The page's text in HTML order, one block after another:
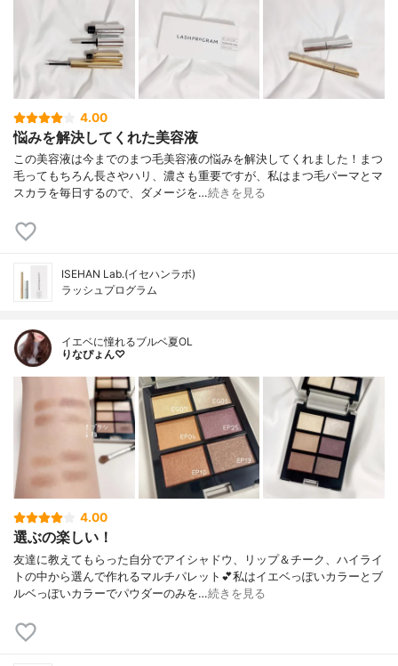
4.00
悩みを解決してくれた美容液
この美容液は今までのまつ毛美容液の悩みを解決してくれました！まつ
毛ってもちろん長さやハリ、濃さも重要ですが、私はまつ毛パーマとマ
スカラを毎日するので、ダメージを…続きを見る
ISEHAN Lab.(イセハンラボ)
ラッシュプログラム
イエベに憧れるブルベ夏OL
りなぴょん♡
4.00
選ぶの楽しい！
友達に教えてもらった自分でアイシャドウ、リップ＆チーク、ハイライ
トの中から選んで作れるマルチパレット💕私はイエベっぽいカラーとブ
ルベっぽいカラーでパウダーのみを…続きを見る